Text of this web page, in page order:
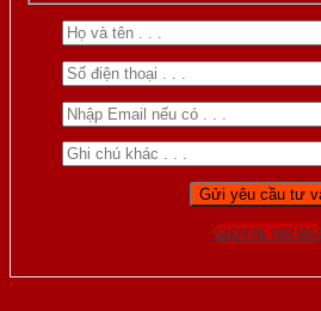
Gọi 0976.169.864